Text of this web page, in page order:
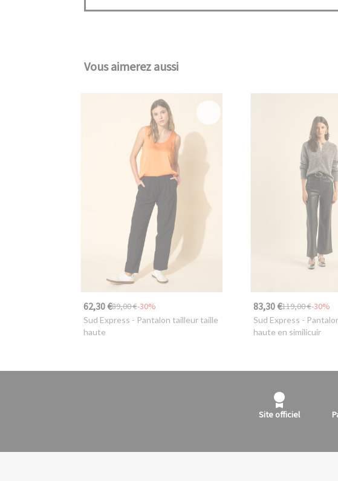
Vous aimerez aussi
62,30 €89,00 €-30%
Sud Express - Pantalon tailleur taille
haute
83,30 €119,00 €-30%
Sud Express -
haute en similicuir
Site officiel